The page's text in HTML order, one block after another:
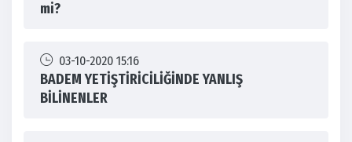
mi?
03-10-2020 15:16
BADEM YETİŞTİRİCİLİĞİNDE YANLIŞ
BİLİNENLER